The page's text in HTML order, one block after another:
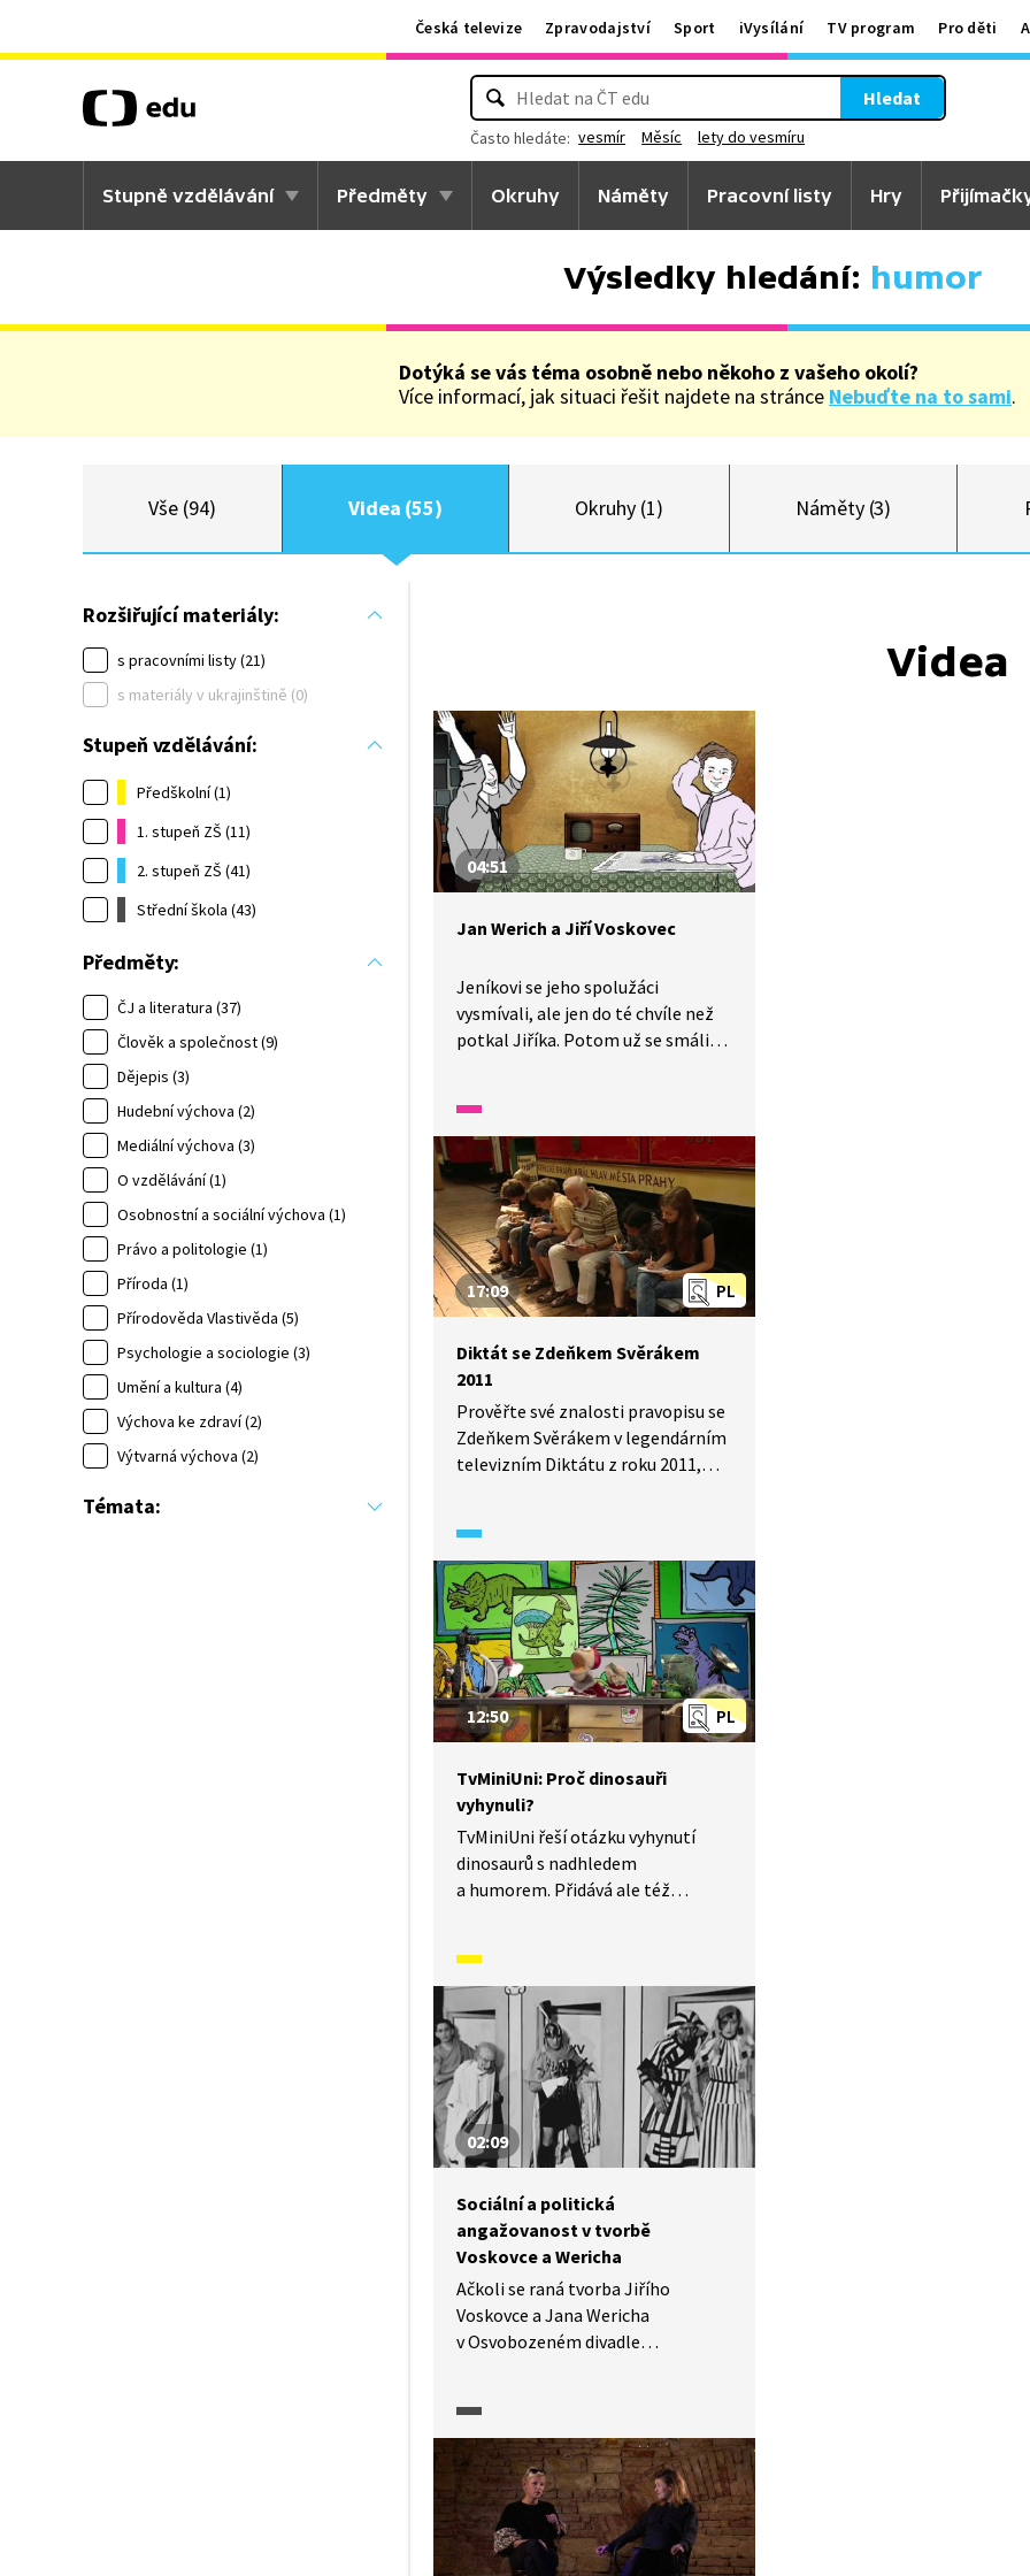
Česká televize Zpravodajství Sport iVysílání TV program Pro děti
Hledat
Často hledáte: vesmír Měsíc lety do vesmíru
Stupně vzdělávání Předměty Okruhy Náměty Pracovní listy Hry
Výsledky hledání: humor
Dotýká se vás téma osobně nebo někoho z vašeho okolí?
Více informací, jak situaci řešit najdete na stránce Nebuďte na to sami.
Vše (94) Videa (55) Okruhy (1) Náměty (3)
Rozšiřující materiály:
s pracovními listy (21)
s materiály v ukrajinštině (0)
Stupeň vzdělávání:
Předškolní (1)
1. stupeň ZŠ (11)
2. stupeň ZŠ (41)
Střední škola (43)
Předměty:
ČJ a literatura (37)
Člověk a společnost (9)
Dějepis (3)
Hudební výchova (2)
Mediální výchova (3)
O vzdělávání (1)
Osobnostní a sociální výchova (1)
Právo a politologie (1)
Příroda (1)
Přírodověda Vlastivěda (5)
Psychologie a sociologie (3)
Umění a kultura (4)
Výchova ke zdraví (2)
Výtvarná výchova (2)
Témata:
Videa
04:51
Jan Werich a Jiří Voskovec
Jeníkovi se jeho spolužáci
vysmívali, ale jen do té chvíle než
potkal Jiříka. Potom už se smáli
o tom, jak se dá i s obrem bojovat
prostřednictvím humoru.
PL
17:09
Diktát se Zdeňkem Svěrákem
2011
Prověřte své znalosti pravopisu se
Zdeňkem Svěrákem v legendárním
televizním Diktátu z roku 2011,
a po diktátu následuje vysvětlení
pravopisných jevů.
PL
12:50
TvMiniUni: Proč dinosauři
vyhynuli?
TvMiniUni řeší otázku vyhynutí
dinosaurů s nadhledem
a humorem. Přidává ale též
přehrávače. Na TvMiniUni se řítí
jedna katastrofa za druhou.....
02:09
Sociální a politická
angažovanost v tvorbě
Voskovce a Wericha
Ačkoli se raná tvorba Jiřího
Voskovce a Jana Wericha
v Osvobozeném divadle
a neangažovaností, postupně se
do ní vlivem společenské situace
začaly dostávat prvky sociální
a politické angažovanosti, které se
později staly pro Osvobozené
divadlo emblematické. Pasáž